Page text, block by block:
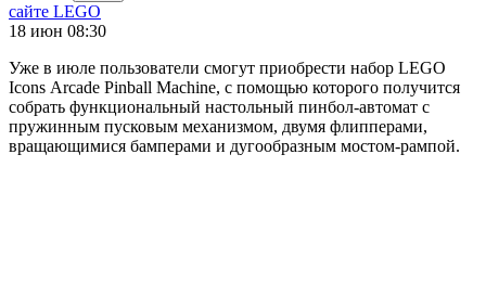
сайте LEGO
18 июн 08:30
Уже в июле пользователи смогут приобрести набор LEGO
Icons Arcade Pinball Machine, с помощью которого получится
собрать функциональный настольный пинбол-автомат с
пружинным пусковым механизмом, двумя флипперами,
вращающимися бамперами и дугообразным мостом-рампой.